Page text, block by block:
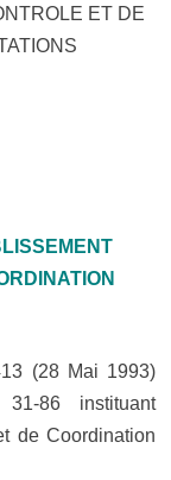
ET DE
(28 Mai 1993)
86 instituant
de Coordination